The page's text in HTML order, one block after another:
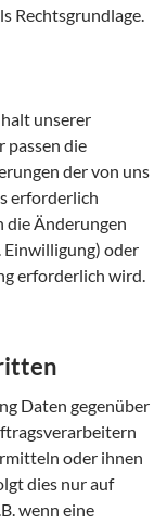
Rechtsgrundlage.
unserer
passen die
der von uns
erforderlich
die Änderungen
oder
erforderlich wird.
Daten gegenüber
oder ihnen
dies nur auf
wenn eine